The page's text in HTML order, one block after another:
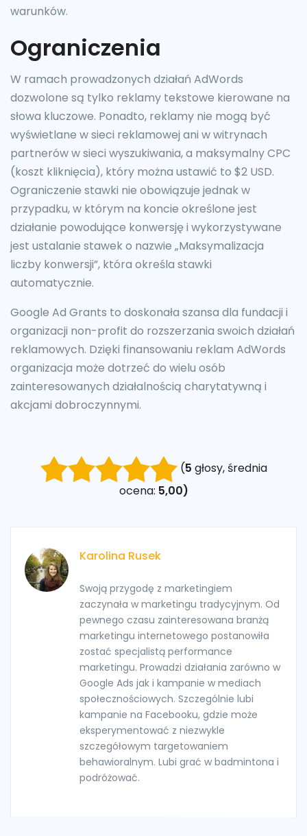
warunków.
Ograniczenia
W ramach prowadzonych działań AdWords
dozwolone są tylko reklamy tekstowe kierowane na
słowa kluczowe. Ponadto, reklamy nie mogą być
wyświetlane w sieci reklamowej ani w witrynach
partnerów w sieci wyszukiwania, a maksymalny CPC
(koszt kliknięcia), który można ustawić to $2 USD.
Ograniczenie stawki nie obowiązuje jednak w
przypadku, w którym na koncie określone jest
działanie powodujące konwersję i wykorzystywane
jest ustalanie stawek o nazwie „Maksymalizacja
liczby konwersji”, która określa stawki
automatycznie.
Google Ad Grants to doskonała szansa dla fundacji i
organizacji non-profit do rozszerzania swoich działań
reklamowych. Dzięki finansowaniu reklam AdWords
organizacja może dotrzeć do wielu osób
zainteresowanych działalnością charytatywną i
akcjami dobroczynnymi.
(5 głosy, średnia
ocena: 5,00)
Karolina Rusek
Swoją przygodę z marketingiem
zaczynała w marketingu tradycyjnym. Od
pewnego czasu zainteresowana branżą
marketingu internetowego postanowiła
zostać specjalistą performance
marketingu. Prowadzi działania zarówno w
Google Ads jak i kampanie w mediach
społecznościowych. Szczególnie lubi
kampanie na Facebooku, gdzie może
eksperymentować z niezwykle
szczegółowym targetowaniem
behawioralnym. Lubi grać w badmintona i
podróżować.